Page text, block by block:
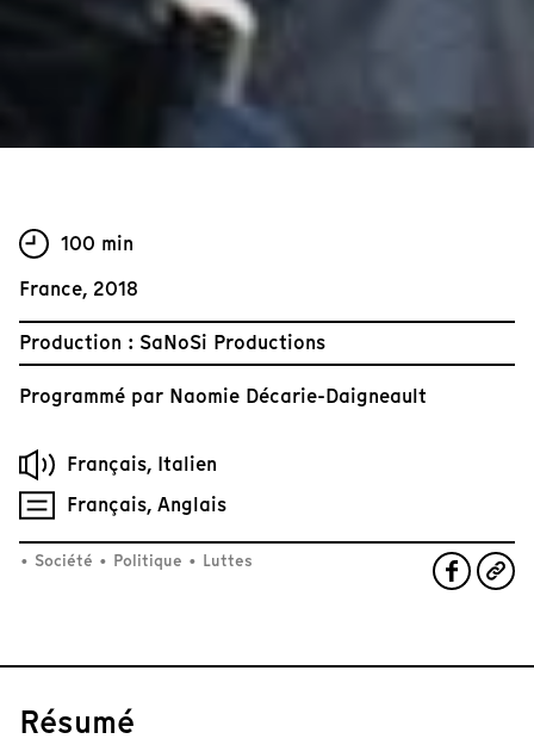
100 min
France, 2018
Production : SaNoSi Productions
Programmé par Naomie Décarie-Daigneault
Français, Italien
Français, Anglais
• Société • Politique • Luttes
Résumé